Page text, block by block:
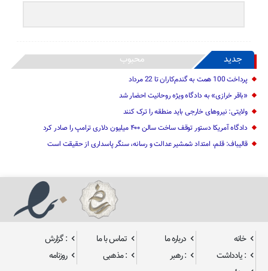
جدید محبوب
پرداخت 100 همت به گندم‌کاران تا 22 مرداد
«باقر خرازی» به دادگاه ویژه روحانیت احضار شد
ولایتی: نیرو‌های خارجی باید منطقه را ترک کنند
دادگاه آمریکا دستور توقف ساخت سالن ۴۰۰ میلیون دلاری ترامپ را صادر کرد
قالیباف: قلم، امتداد شمشیر عدالت و رسانه، سنگر پاسداری از حقیقت است
خانه درباره ما تماس با ما
: گزارش
: یادداشت
: رهبر : مذهبی
روزنامه